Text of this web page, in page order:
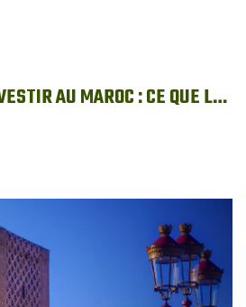
AU MAROC : CE QUE LES
SUR L’IMMOBILIER